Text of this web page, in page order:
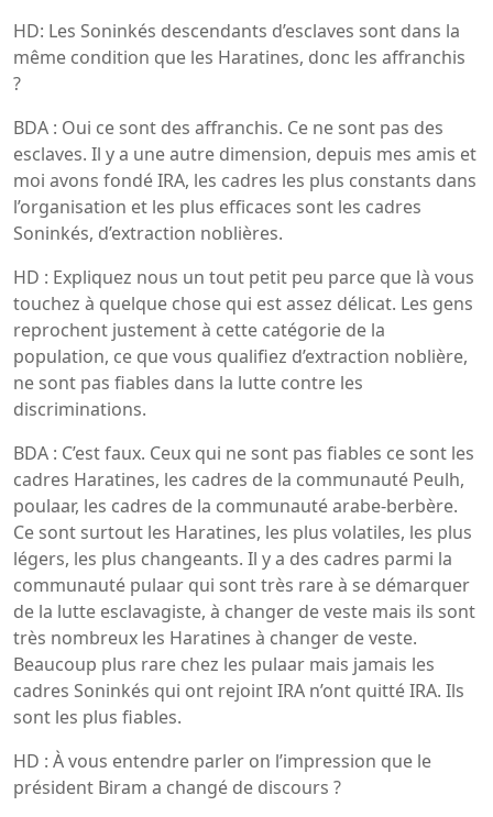
HD: Les Soninkés descendants d’esclaves sont dans la
même condition que les Haratines, donc les affranchis
?
BDA : Oui ce sont des affranchis. Ce ne sont pas des
esclaves. Il y a une autre dimension, depuis mes amis et
moi avons fondé IRA, les cadres les plus constants dans
l’organisation et les plus efficaces sont les cadres
Soninkés, d’extraction noblières.
HD : Expliquez nous un tout petit peu parce que là vous
touchez à quelque chose qui est assez délicat. Les gens
reprochent justement à cette catégorie de la
population, ce que vous qualifiez d’extraction noblière,
ne sont pas fiables dans la lutte contre les
discriminations.
BDA : C’est faux. Ceux qui ne sont pas fiables ce sont les
cadres Haratines, les cadres de la communauté Peulh,
poulaar, les cadres de la communauté arabe-berbère.
Ce sont surtout les Haratines, les plus volatiles, les plus
légers, les plus changeants. Il y a des cadres parmi la
communauté pulaar qui sont très rare à se démarquer
de la lutte esclavagiste, à changer de veste mais ils sont
très nombreux les Haratines à changer de veste.
Beaucoup plus rare chez les pulaar mais jamais les
cadres Soninkés qui ont rejoint IRA n’ont quitté IRA. Ils
sont les plus fiables.
HD : À vous entendre parler on l’impression que le
président Biram a changé de discours ?